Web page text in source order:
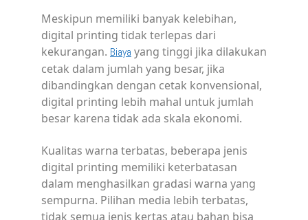
Meskipun memiliki banyak kelebihan,
digital printing tidak terlepas dari
kekurangan. Biaya yang tinggi jika dilakukan
cetak dalam jumlah yang besar, jika
dibandingkan dengan cetak konvensional,
digital printing lebih mahal untuk jumlah
besar karena tidak ada skala ekonomi.
Kualitas warna terbatas, beberapa jenis
digital printing memiliki keterbatasan
dalam menghasilkan gradasi warna yang
sempurna. Pilihan media lebih terbatas,
tidak semua jenis kertas atau bahan bisa